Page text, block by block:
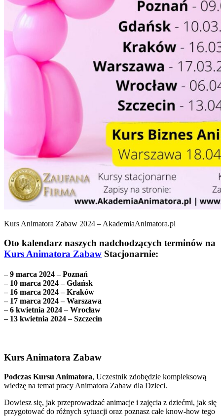
Kurs Animatora Zabaw 2024 – AkademiaAnimatora.pl
Oto kalendarz naszych nadchodzących terminów na
Kurs Animatora Zabaw Stacjonarnie:
– 9 marca 2024 – Poznań
– 10 marca 2024 – Gdańsk
– 16 marca 2024 – Kraków
– 17 marca 2024 – Warszawa
– 6 kwietnia 2024 – Wrocław
– 13 kwietnia 2024 – Szczecin
Kurs Animatora Zabaw
Podczas Kursu Animatora, Uczestnik zdobędzie kompleksową
wiedzę na temat pracy Animatora Zabaw dla Dzieci.
Dowiesz się, jak przeprowadzać animacje i zajęcia z dziećmi, jak się
przygotować do różnych sytuacji oraz poznasz całe know-how tego